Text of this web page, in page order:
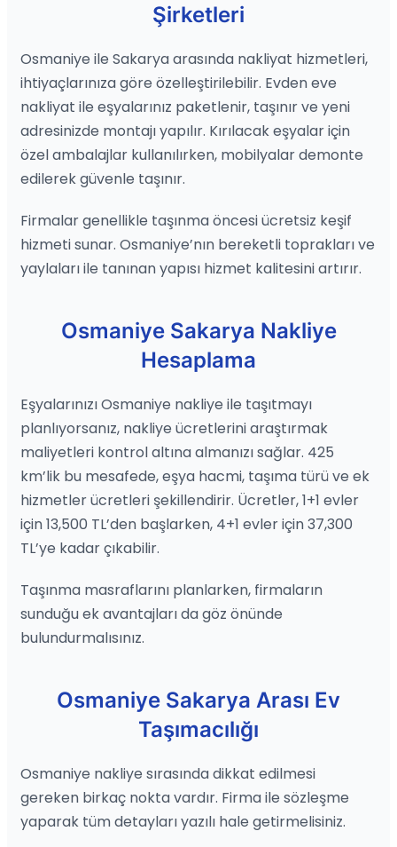
Şirketleri
Osmaniye ile Sakarya arasında nakliyat hizmetleri,
ihtiyaçlarınıza göre özelleştirilebilir. Evden eve
nakliyat ile eşyalarınız paketlenir, taşınır ve yeni
adresinizde montajı yapılır. Kırılacak eşyalar için
özel ambalajlar kullanılırken, mobilyalar demonte
edilerek güvenle taşınır.
Firmalar genellikle taşınma öncesi ücretsiz keşif
hizmeti sunar. Osmaniye’nın bereketli toprakları ve
yaylaları ile tanınan yapısı hizmet kalitesini artırır.
Osmaniye Sakarya Nakliye
Hesaplama
Eşyalarınızı Osmaniye nakliye ile taşıtmayı
planlıyorsanız, nakliye ücretlerini araştırmak
maliyetleri kontrol altına almanızı sağlar. 425
km’lik bu mesafede, eşya hacmi, taşıma türü ve ek
hizmetler ücretleri şekillendirir. Ücretler, 1+1 evler
için 13,500 TL’den başlarken, 4+1 evler için 37,300
TL’ye kadar çıkabilir.
Taşınma masraflarını planlarken, firmaların
sunduğu ek avantajları da göz önünde
bulundurmalısınız.
Osmaniye Sakarya Arası Ev
Taşımacılığı
Osmaniye nakliye sırasında dikkat edilmesi
gereken birkaç nokta vardır. Firma ile sözleşme
yaparak tüm detayları yazılı hale getirmelisiniz.